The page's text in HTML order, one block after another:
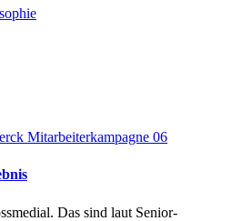
Das sind laut Senior-